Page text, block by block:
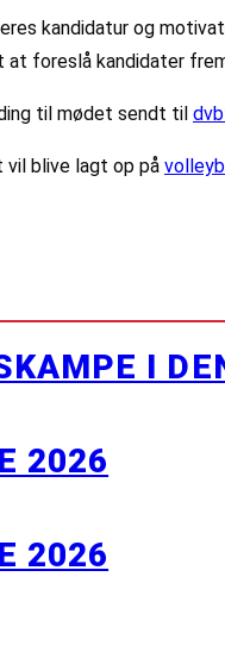
kandidatur og
foreslå kandidater
til mødet sendt til
vil blive lagt op på
I
2026
2026